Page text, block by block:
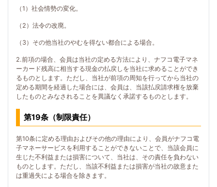
（1）社会情勢の変化。
（2）法令の改廃。
（3）その他当社のやむを得ない都合による場合。
2.前項の場合、会員は当社の定める方法により、ナフコ電子マネ
ーカード残高に相当する現金の払戻しを当社に求めることができ
るものとします。ただし、当社が前項の周知を行ってから当社の
定める期間を経過した場合には、会員は、当該払戻請求権を放棄
したものとみなされることを異議なく承諾するものとします。
第19条（制限責任）
第10条に定める理由およびその他の理由により、会員がナフコ電
子マネーサービスを利用することができないことで、当該会員に
生じた不利益または損害について、当社は、その責任を負わない
ものとします。ただし、当該不利益または損害が当社の故意また
は重過失による場合を除きます。